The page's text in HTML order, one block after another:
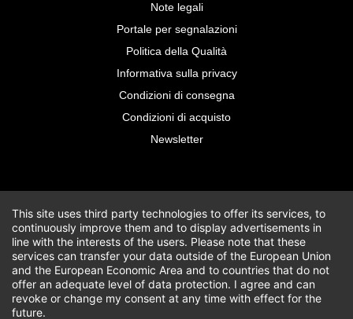
Note legali
Portale per segnalazioni
Politica della Qualità
Informativa sulla privacy
Condizioni di consegna
Condizioni di acquisto
Newsletter
This site uses third party technologies to offer its services, to
continuously improve them and to display advertisements in
line with the interests of the users. Please note that these
services can transfer your data outside of the European Union
and the European Economic Area and to countries that do not
offer an adequate level of data protection. I agree and can
revoke or change my consent at any time with effect for the
future.